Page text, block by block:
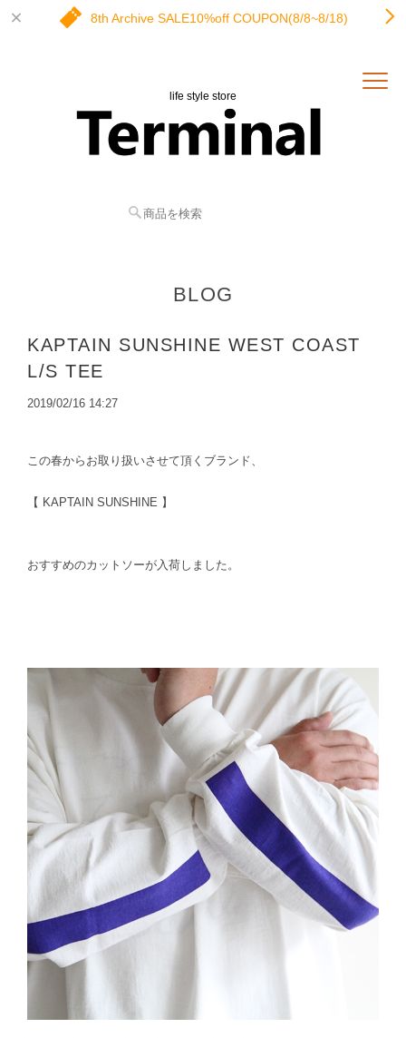
8th Archive SALE10%off COUPON(8/8~8/18)
life style store
BLOG
KAPTAIN SUNSHINE WEST COAST
L/S TEE
2019/02/16 14:27
この春からお取り扱いさせて頂くブランド、
【 KAPTAIN SUNSHINE 】
おすすめのカットソーが入荷しました。